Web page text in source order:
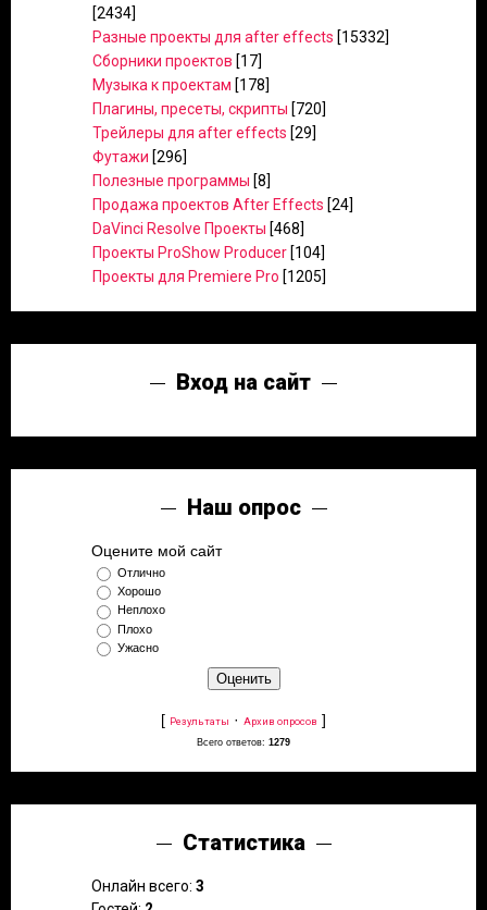
[2434]
Разные проекты для after effects [15332]
Сборники проектов [17]
Музыка к проектам [178]
Плагины, пресеты, скрипты [720]
Трейлеры для after effects [29]
Футажи [296]
Полезные программы [8]
Продажа проектов After Effects [24]
DaVinci Resolve Проекты [468]
Проекты ProShow Producer [104]
Проекты для Premiere Pro [1205]
Вход на сайт
Наш опрос
Оцените мой сайт
Отлично
Хорошо
Неплохо
Плохо
Ужасно
[ Результаты · Архив опросов ]
Всего ответов: 1279
Статистика
Онлайн всего: 3